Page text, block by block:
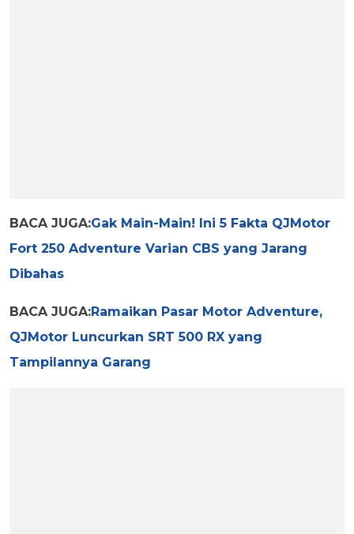
BACA JUGA:Gak Main-Main! Ini 5 Fakta QJMotor
Fort 250 Adventure Varian CBS yang Jarang
Dibahas
BACA JUGA:Ramaikan Pasar Motor Adventure,
QJMotor Luncurkan SRT 500 RX yang
Tampilannya Garang